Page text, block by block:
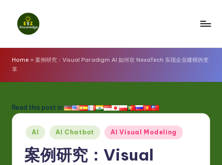
z
K
o
w
Home » 案例研究：Visual Paradigm AI 如何在 NexaTech 实现企业建模的变
革
Read this post in:
Posted
in
AI AI Chatbot AI Visual Modeling
案例研究：Visual